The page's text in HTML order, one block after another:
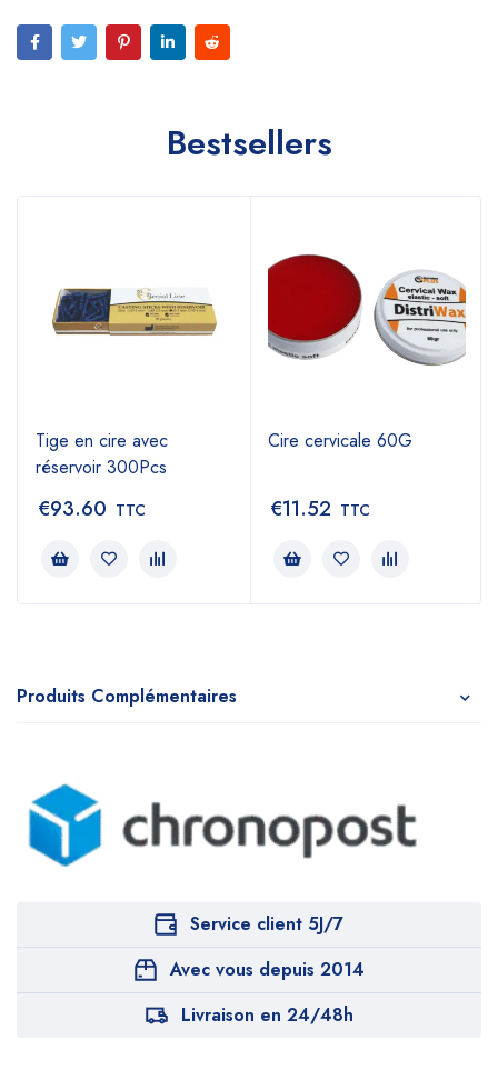
Bestsellers
Tige en cire avec
réservoir 300Pcs
€93.60 TTC
Cire cervicale 60G
€11.52 TTC
Produits Complémentaires
Service client 5J/7
Avec vous depuis 2014
Livraison en 24/48h